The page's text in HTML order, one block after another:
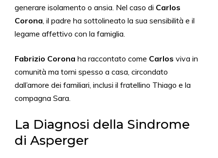
generare isolamento o ansia. Nel caso di Carlos
Corona, il padre ha sottolineato la sua sensibilità e il
legame affettivo con la famiglia.
Fabrizio Corona ha raccontato come Carlos viva in
comunità ma torni spesso a casa, circondato
dall’amore dei familiari, inclusi il fratellino Thiago e la
compagna Sara.
La Diagnosi della Sindrome
di Asperger